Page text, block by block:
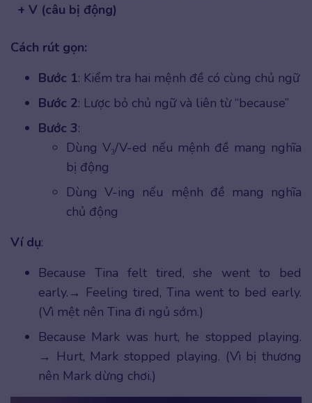
+ V (câu bị động)
Cách rút gọn:
Bước 1: Kiểm tra hai mệnh đề có cùng chủ ngữ
Bước 2: Lược bỏ chủ ngữ và liên từ “because”
Bước 3:
Dùng V₃/V-ed nếu mệnh đề mang nghĩa
bị động
Dùng V-ing nếu mệnh đề mang nghĩa
chủ động
Ví dụ:
Because Tina felt tired, she went to bed
early.→ Feeling tired, Tina went to bed early.
(Vì mệt nên Tina đi ngủ sớm.)
Because Mark was hurt, he stopped playing.
→ Hurt, Mark stopped playing. (Vì bị thương
nên Mark dừng chơi.)